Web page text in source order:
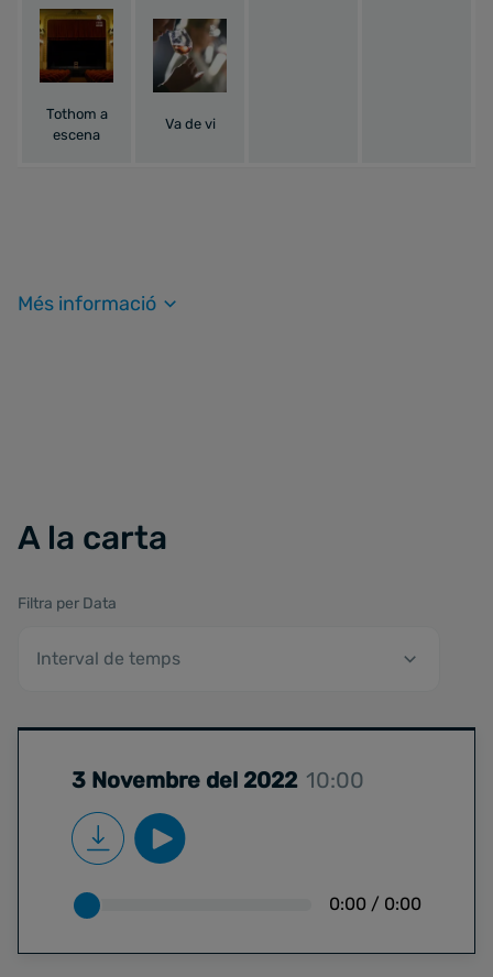
Tothom a
escena
Va de vi
Més informació
A la carta
3 Novembre del 2022 10:00
0:00 / 0:00
Filtra per Data